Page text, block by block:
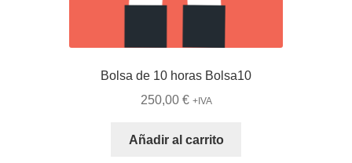
Bolsa de 10 horas Bolsa10
250,00 € +IVA
Añadir al carrito